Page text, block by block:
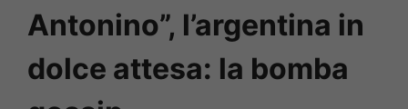
Antonino”, l’argentina in
dolce attesa: la bomba